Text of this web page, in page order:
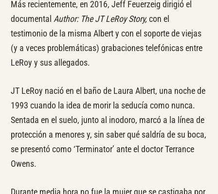
Más recientemente, en 2016, Jeff Feuerzeig dirigió el
documental Author: The JT LeRoy Story,con el
testimonio de la misma Albert y con el soporte de viejas
(y a veces problemáticas) grabaciones telefónicas entre
LeRoy y sus allegados.
JT LeRoy nació en el baño de Laura Albert, una noche de
1993 cuando la idea de morir la seducía como nunca.
Sentada en el suelo, junto al inodoro, marcó a la línea de
protección a menores y, sin saber qué saldría de su boca,
se presentó como ‘Terminator’ ante el doctor Terrance
Owens.
Durante media hora no fue la mujer que se castigaba por